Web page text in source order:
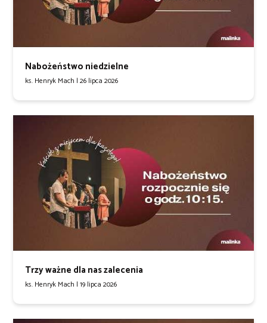
Nabożeństwo niedzielne
ks. Henryk Mach | 26 lipca 2026
Trzy ważne dla nas zalecenia
ks. Henryk Mach | 19 lipca 2026